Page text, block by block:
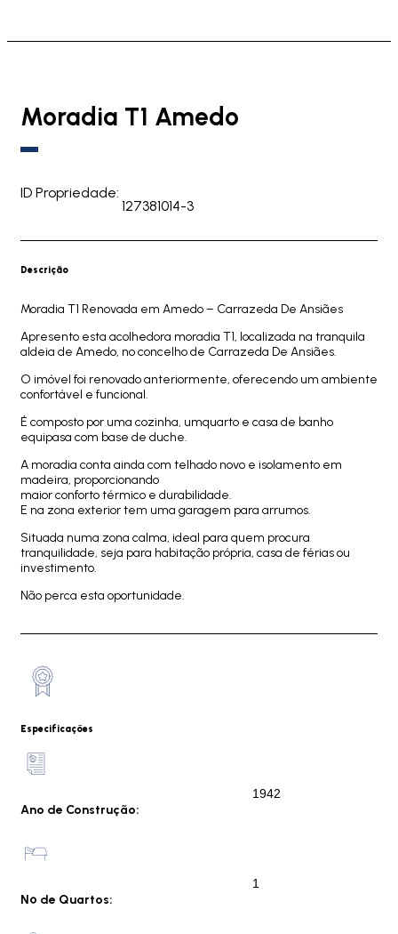
Moradia T1 Amedo
ID Propriedade:
127381014-3
Descrição
Moradia T1 Renovada em Amedo – Carrazeda De Ansiães
Apresento esta acolhedora moradia T1, localizada na tranquila
aldeia de Amedo, no concelho de Carrazeda De Ansiães.
O imóvel foi renovado anteriormente, oferecendo um ambiente
confortável e funcional.
É composto por uma cozinha, umquarto e casa de banho
equipasa com base de duche.
A moradia conta ainda com telhado novo e isolamento em
madeira, proporcionando
maior conforto térmico e durabilidade.
E na zona exterior tem uma garagem para arrumos.
Situada numa zona calma, ideal para quem procura
tranquilidade, seja para habitação própria, casa de férias ou
investimento.
Não perca esta oportunidade.
Especificações
Ano de Construção:
1942
Nº de Quartos:
1